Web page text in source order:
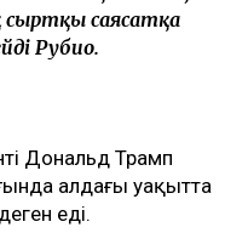
сыртқы саясатқа
Рубио.
Дональд Трамп
алдағы уақытта
еді.